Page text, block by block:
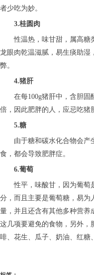
者少吃为妙。
3.桂圆肉
性温热，味甘甜，属高糖
龙眼肉乾温滋腻，易生痰助湿
弊。
4.猪肝
在每100g猪肝中，含胆固
倍，因此肥胖的人，应忌吃猪
5.糖
由于糖和碳水化合物会产
食，都会导致肥胖症。
6.葡萄
性平，味酸甘，因为葡萄
分，而且主要是葡萄糖，易为
量，并且还含有其他多种营养
这几项要避免的食物，另外，
啡、花生、瓜子、奶油、红糖